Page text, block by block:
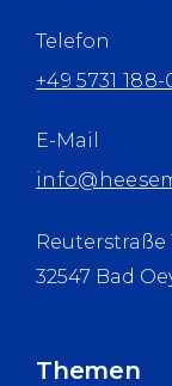
Telefon
+49 5731 188-
E-Mail
Reuterstraße
32547 Bad
Themen